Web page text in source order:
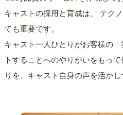
キャストの採用と育成は、
ても重要です。
キャスト一人ひとりがお客様の
トすることへのやりがいをもって
りを、キャスト自身の声を活かし